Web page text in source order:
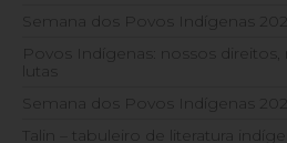
Semana dos Povos Indígenas
Povos Indígenas: nossos direitos,
lutas
Semana dos Povos Indígenas
Talin – tabuleiro de literatura